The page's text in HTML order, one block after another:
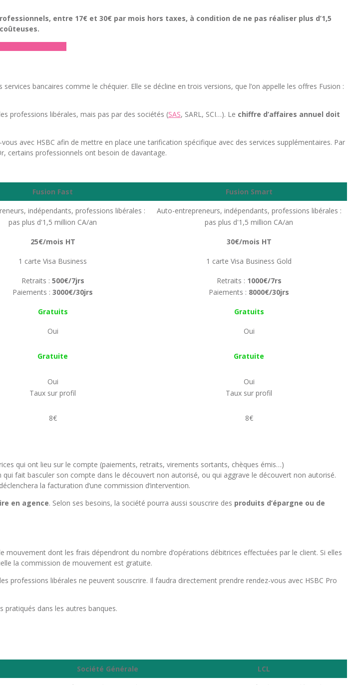
entre 17€ et 30€ par mois hors taxes, à condition de ne pas réaliser plus d’1,5
services bancaires comme le chéquier. Elle se décline en trois versions, que l’on appelle les offres Fusion :
professions libérales, mais pas par des sociétés (SAS, SARL, SCI…). Le chiffre d’affaires annuel doit
avec HSBC afin de mettre en place une tarification spécifique avec des services supplémentaires. Par
certains professionnels ont besoin de davantage.
Fusion Fast Fusion Smart
indépendants, professions libérales :
pas plus d'1,5 million CA/an
Auto-entrepreneurs, indépendants, professions libérales :
pas plus d'1,5 million CA/an
25€/mois HT 30€/mois HT
1 carte Visa Business 1 carte Visa Business Gold
Retraits : 500€/7jrs
Paiements : 3000€/30jrs
Retraits : 1000€/7rs
Paiements : 8000€/30jrs
Gratuits Gratuits
Oui Oui
Gratuite Gratuite
Oui
Taux sur profil
Oui
Taux sur profil
8€ 8€
qui ont lieu sur le compte (paiements, retraits, virements sortants, chèques émis…)
fait basculer son compte dans le découvert non autorisé, ou qui aggrave le découvert non autorisé.
la facturation d’une commission d’intervention.
en agence. Selon ses besoins, la société pourra aussi souscrire des produits d’épargne ou de
dont les frais dépendront du nombre d’opérations débitrices effectuées par le client. Si elles
la commission de mouvement est gratuite.
professions libérales ne peuvent souscrire. Il faudra directement prendre rendez-vous avec HSBC Pro
pratiqués dans les autres banques.
Société Générale LCL